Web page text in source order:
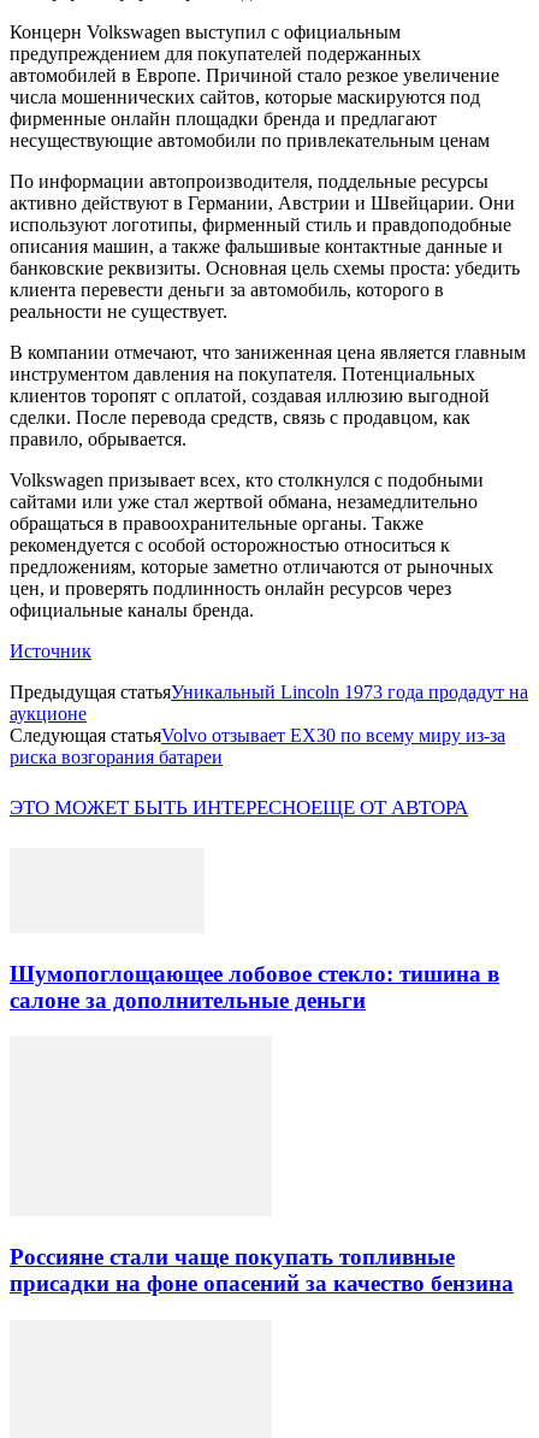
Концерн Volkswagen выступил с официальным
предупреждением для покупателей подержанных
автомобилей в Европе. Причиной стало резкое увеличение
числа мошеннических сайтов, которые маскируются под
фирменные онлайн площадки бренда и предлагают
несуществующие автомобили по привлекательным ценам
По информации автопроизводителя, поддельные ресурсы
активно действуют в Германии, Австрии и Швейцарии. Они
используют логотипы, фирменный стиль и правдоподобные
описания машин, а также фальшивые контактные данные и
банковские реквизиты. Основная цель схемы проста: убедить
клиента перевести деньги за автомобиль, которого в
реальности не существует.
В компании отмечают, что заниженная цена является главным
инструментом давления на покупателя. Потенциальных
клиентов торопят с оплатой, создавая иллюзию выгодной
сделки. После перевода средств, связь с продавцом, как
правило, обрывается.
Volkswagen призывает всех, кто столкнулся с подобными
сайтами или уже стал жертвой обмана, незамедлительно
обращаться в правоохранительные органы. Также
рекомендуется с особой осторожностью относиться к
предложениям, которые заметно отличаются от рыночных
цен, и проверять подлинность онлайн ресурсов через
официальные каналы бренда.
Источник
Предыдущая статьяУникальный Lincoln 1973 года продадут на
аукционе
Следующая статьяVolvo отзывает EX30 по всему миру из-за
риска возгорания батареи
ЭТО МОЖЕТ БЫТЬ ИНТЕРЕСНОЕЩЕ ОТ АВТОРА
Шумопоглощающее лобовое стекло: тишина в
салоне за дополнительные деньги
Россияне стали чаще покупать топливные
присадки на фоне опасений за качество бензина